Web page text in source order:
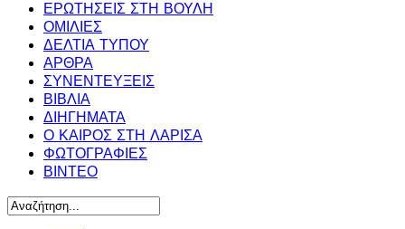
ΕΡΩΤΗΣΕΙΣ ΣΤΗ ΒΟΥΛΗ
ΟΜΙΛΙΕΣ
ΔΕΛΤΙΑ ΤΥΠΟΥ
ΑΡΘΡΑ
ΣΥΝΕΝΤΕΥΞΕΙΣ
ΒΙΒΛΙΑ
ΔΙΗΓΗΜΑΤΑ
Ο ΚΑΙΡΟΣ ΣΤΗ ΛΑΡΙΣΑ
ΦΩΤΟΓΡΑΦΙΕΣ
ΒΙΝΤΕΟ